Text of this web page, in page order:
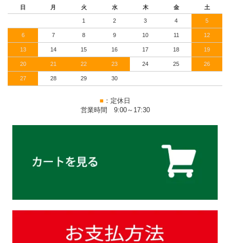
日 月 火 水 木 金 土
1 2 3 4 5
6 7 8 9 10 11 12
13 14 15 16 17 18 19
20 21 22 23 24 25 26
27 28 29 30
■ ：定休日
営業時間 9:00～17:30